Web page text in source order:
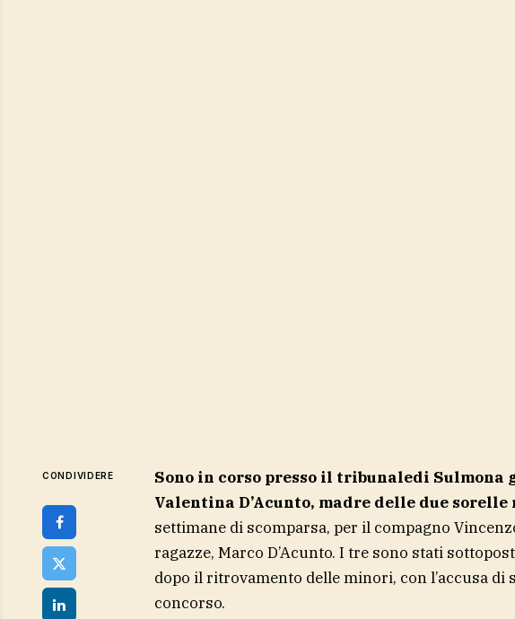
CONDIVIDERE
Sono in corso presso il tribunaledi
Valentina D’Acunto, madre delle due
settimane di scomparsa, per il compagno
ragazze, Marco D’Acunto. I tre sono stati
dopo il ritrovamento delle minori, con l’accusa di
concorso.